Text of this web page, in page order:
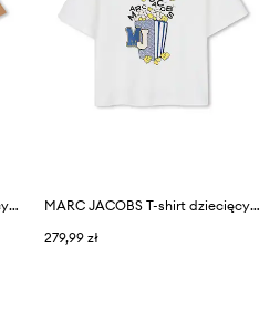
MARC JACOBS T-shirt dziecięcy bawełniany
MARC JACOBS T-shirt dziecięcy bawełniany
279,99 zł